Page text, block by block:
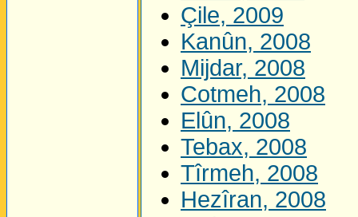
Çile, 2009
Kanûn, 2008
Mijdar, 2008
Cotmeh, 2008
Elûn, 2008
Tebax, 2008
Tîrmeh, 2008
Hezîran, 2008